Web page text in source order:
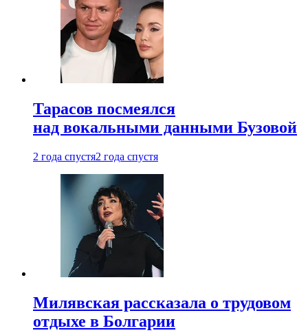
Тарасов посмеялся
над вокальными данными Бузовой
2 года спустя2 года спустя
Милявская рассказала о трудовом
отдыхе в Болгарии